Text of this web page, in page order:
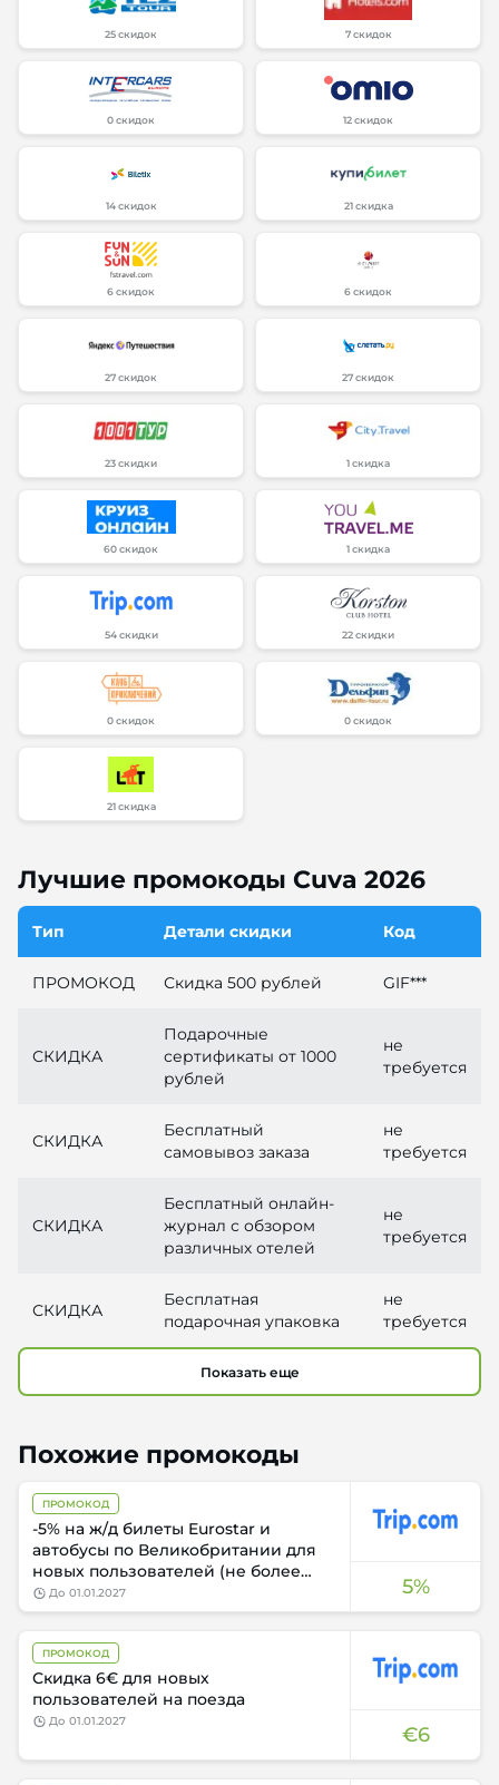
25 скидок 7 скидок
0 скидок 12 скидок
14 скидок 21 скидка
6 скидок 6 скидок
27 скидок 27 скидок
23 скидки 1 скидка
60 скидок 1 скидка
54 скидки 22 скидки
0 скидок 0 скидок
21 скидка
Лучшие промокоды Cuva 2026
Тип Детали скидки Код
ПРОМОКОД Скидка 500 рублей GIF***
СКИДКА
Подарочные
сертификаты от 1000
рублей
не
требуется
СКИДКА
Бесплатный
самовывоз заказа
не
требуется
СКИДКА
Бесплатный онлайн-
журнал с обзором
различных отелей
не
требуется
СКИДКА
Бесплатная
подарочная упаковка
не
требуется
Показать еще
Похожие промокоды
5%
ПРОМОКОД
-5% на ж/д билеты Eurostar и
автобусы по Великобритании для
новых пользователей (не более
€20)
до 01.01.2027
€6
ПРОМОКОД
Скидка 6€ для новых
пользователей на поезда
до 01.01.2027